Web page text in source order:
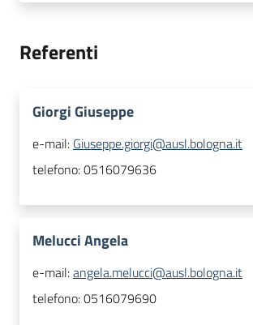
Referenti
Giorgi Giuseppe
e-mail: Giuseppe.giorgi@ausl.bologna.it
telefono:0516079636
Melucci Angela
e-mail:angela.melucci@ausl.bologna.it
telefono:0516079690